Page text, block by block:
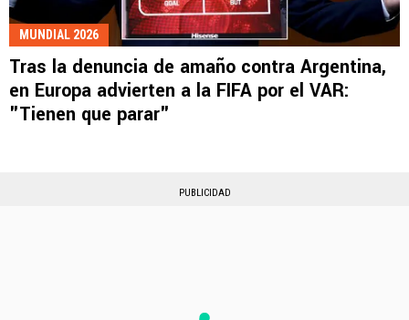
MUNDIAL 2026
Tras la denuncia de amaño contra Argentina,
en Europa advierten a la FIFA por el VAR:
"Tienen que parar"
PUBLICIDAD